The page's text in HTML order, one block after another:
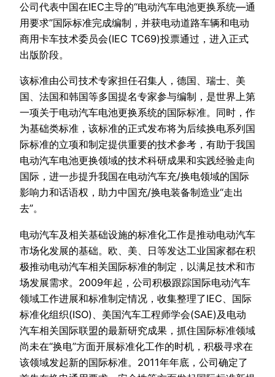
公司代表中国在IEC主导的“电动汽车电池更换系统—通
用要求”国际标准完成编制，并获电动道路车辆和电动
商用卡车技术委员会(IEC TC69)投票通过，进入正式
出版阶段。
该标准由公司技术专家担任召集人，德国、瑞士、美
国、法国和韩国等多国提名专家参与编制，是世界上第
一项关于电动汽车电池更换系统的国际标准。同时，作
为基础类标准，该标准的正式发布将为后续换电系列国
际标准的立项和制定提供重要的技术参考，有助于我国
电动汽车电池更换领域的技术科研成果和实践经验走向
国际，进一步提升我国在电动汽车充/换电领域的国际
影响力和话语权，助力中国充/换电装备制造业“走出
去”。
电动汽车及相关基础设施的标准化工作是推动电动汽车
市场化发展的基础。欧、美、日等发达工业国家都在积
极推动电动汽车相关国际标准的制定，以满足技术和市
场发展需求。2009年起，公司积极跟踪国际电动汽车
领域工作进展和标准制定情况，收集整理了IEC、国际
标准化组织(ISO)、美国汽车工程师学会(SAE)及电动
汽车相关国际联盟的最新研究成果，抓住国际标准领域
尚未在“换电”方面开展标准化工作的时机，积极寻求在
该领域发起新的国际标准。2011年年底，公司确定了